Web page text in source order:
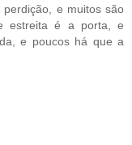
e muitos são
estreita é a porta, e
e poucos há que a